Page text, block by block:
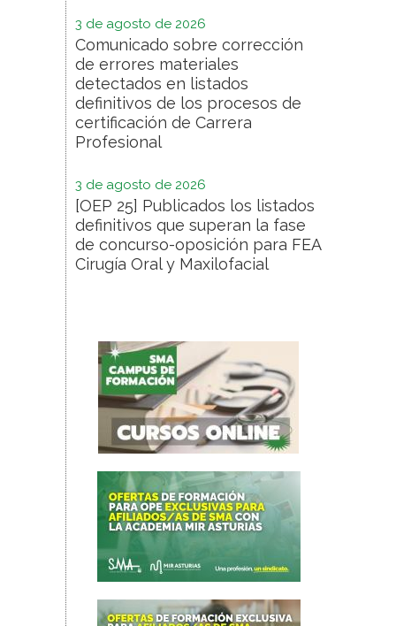
3 de agosto de 2026
Comunicado sobre corrección
de errores materiales
detectados en listados
definitivos de los procesos de
certificación de Carrera
Profesional
3 de agosto de 2026
[OEP 25] Publicados los listados
definitivos que superan la fase
de concurso-oposición para FEA
Cirugía Oral y Maxilofacial